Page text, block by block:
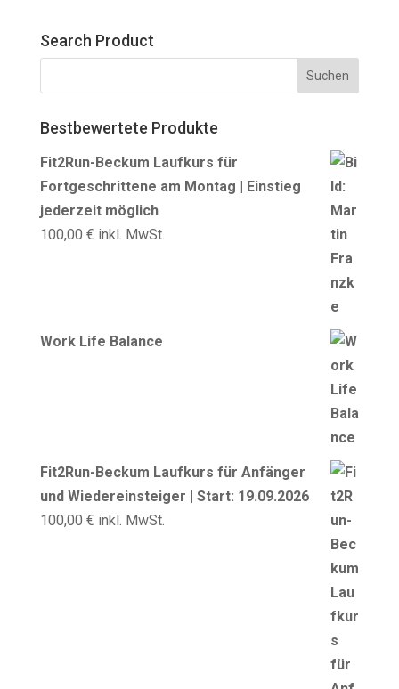
Search Product
Bestbewertete Produkte
Fit2Run-Beckum Laufkurs für
Fortgeschrittene am Montag | Einstieg
jederzeit möglich
100,00 € inkl. MwSt.
Work Life Balance
Fit2Run-Beckum Laufkurs für Anfänger
und Wiedereinsteiger | Start: 19.09.2026
100,00 € inkl. MwSt.